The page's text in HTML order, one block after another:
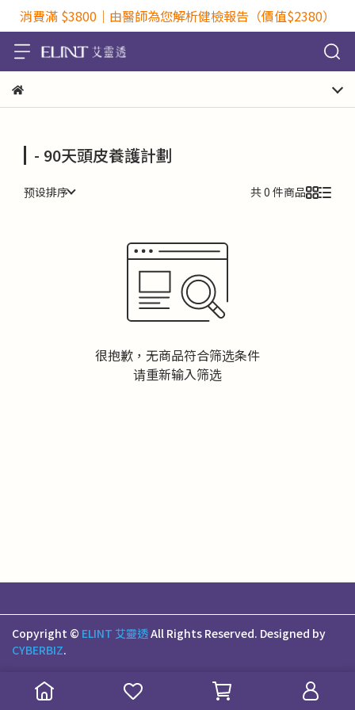
消費滿 $3800｜由醫師為您解析健檢報告（價值$2380）
- 90天頭皮養護計劃
预设排序 共 0 件商品
很抱歉，无商品符合筛选条件
请重新输入筛选
Copyright © ELINT 艾靈透All Rights Reserved. Designed by
CYBERBIZ.